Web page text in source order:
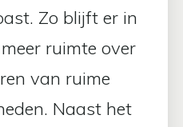
Zo blijft er in
ruimte over
van ruime
Naast het